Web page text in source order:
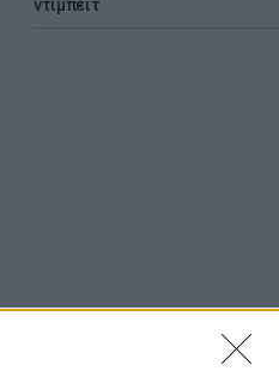
ντιμπέιτ